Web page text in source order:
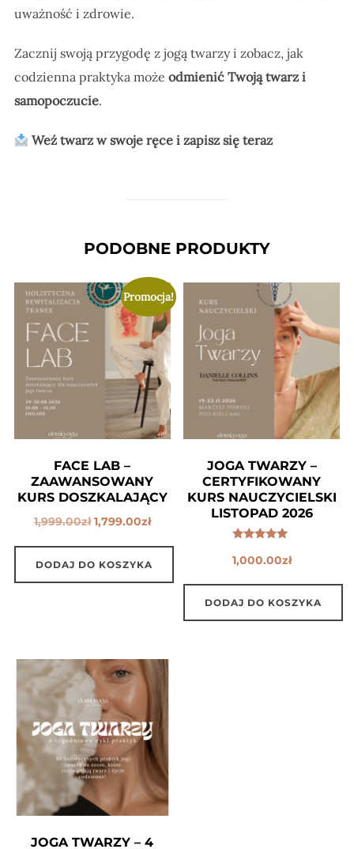
uważność i zdrowie.
Zacznij swoją przygodę z jogą twarzy i zobacz, jak
codzienna praktyka może odmienić Twoją twarz i
samopoczucie.
Weź twarz w swoje ręce i zapisz się teraz
PODOBNE PRODUKTY
Promocja!
FACE LAB –
ZAAWANSOWANY
KURS DOSZKALAJĄCY
1,999.00zł Pierwotna
wynosiła:
1,799.00złAktualna
DODAJ DO KOSZYKA
JOGA TWARZY –
CERTYFIKOWANY
KURS NAUCZYCIELSKI
LISTOPAD 2026
5.00
1,000.00zł
DODAJ DO KOSZYKA
JOGA TWARZY – 4